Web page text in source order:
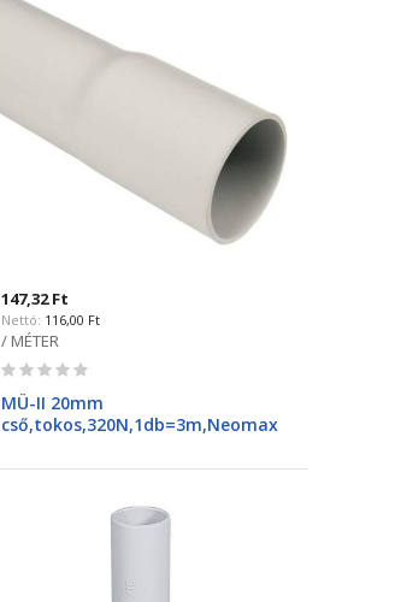
147,32 Ft
116,00 Ft
/ MÉTER
Rating:
0%
MÜ-II 20mm
cső,tokos,320N,1db=3m,Neomax